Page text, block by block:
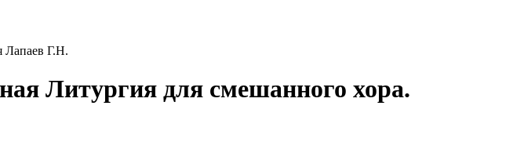
Лапаев Г.Н.
Литургия для смешанного хора.